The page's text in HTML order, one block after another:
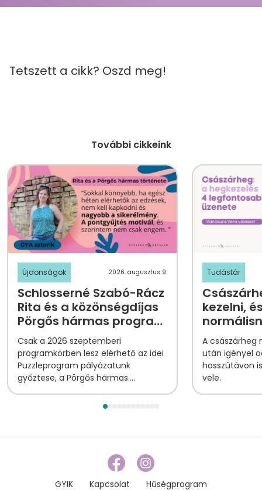
Tetszett a cikk? Oszd meg!
További cikkeink
Újdonságok 2026. augusztus 9.
Schlosserné Szabó-Rácz
Rita és a közönségdíjas
Pörgős hármas program
története
Csak a 2026 szeptemberi
programkörben lesz elérhető az idei
Puzzleprogram pályázatunk
győztese, a Pörgős hármas.
Tudástár
kezelni,
A
után igényel
hosszútávon
vele.
GYIK Kapcsolat Hűségprogram